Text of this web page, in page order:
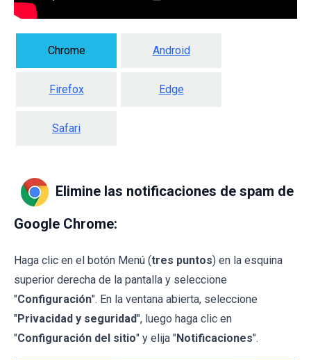
Chrome Android
Firefox Edge
Safari
Elimine las notificaciones de spam de
Google Chrome:
Haga clic en el botón Menú (tres puntos) en la esquina
superior derecha de la pantalla y seleccione
"Configuración". En la ventana abierta, seleccione
"Privacidad y seguridad", luego haga clic en
"Configuración del sitio" y elija "Notificaciones".